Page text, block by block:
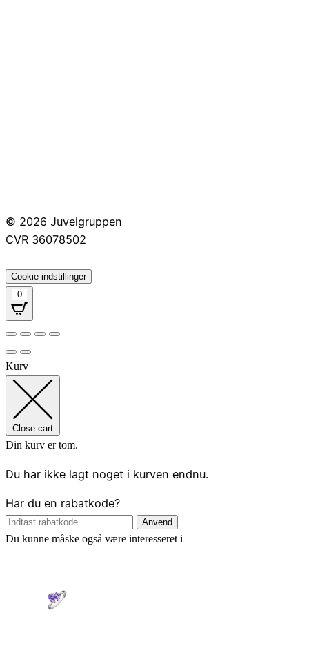
© 2026 Juvelgruppen
CVR 36078502
Cookie-indstillinger
0
Kurv
Close cart
Din kurv er tom.
Du har ikke lagt noget i kurven endnu.
Har du en rabatkode?
Anvend
Du kunne måske også være interesseret i